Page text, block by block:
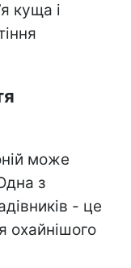
куща і
може
з
- це
охайнішого